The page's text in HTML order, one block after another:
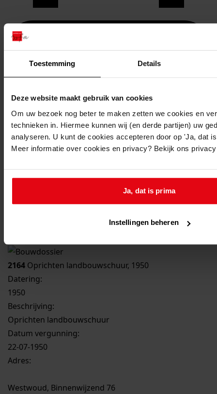
Toestemming Details
Deze website maakt gebruik van cookies
Om uw bezoek nog beter te maken zetten we cookies en
technieken in. Hiermee kunnen wij (en derde partijen) uw
analyseren. U kunt de cookies accepteren door op 'Ja, dat
Meer informatie over cookies en privacy? Bekijk ons
Ja, dat is prima
Instellingen beheren
Printen
duurzaam webadres
2164 Oprichten landbouwschuur, 1950
Datering:
1950
Beschrijving:
Oprichten landbouwschuur
Datum vergunning:
22-07-1950
Adres:
Westwoud, Binnenwijzend 76